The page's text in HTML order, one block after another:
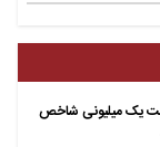
یک میلیونی شاخص